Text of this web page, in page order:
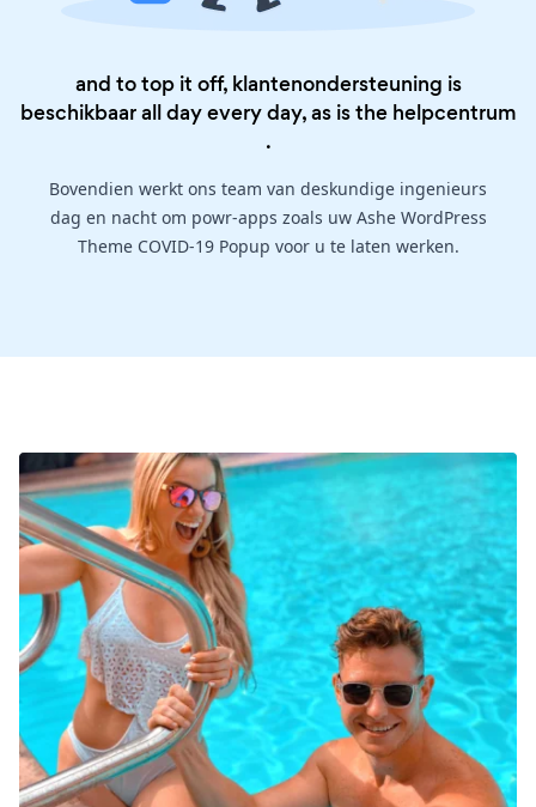
and to top it off, klantenondersteuning is
beschikbaar all day every day, as is the helpcentrum
.
Bovendien werkt ons team van deskundige ingenieurs
dag en nacht om powr-apps zoals uw Ashe WordPress
Theme COVID-19 Popup voor u te laten werken.